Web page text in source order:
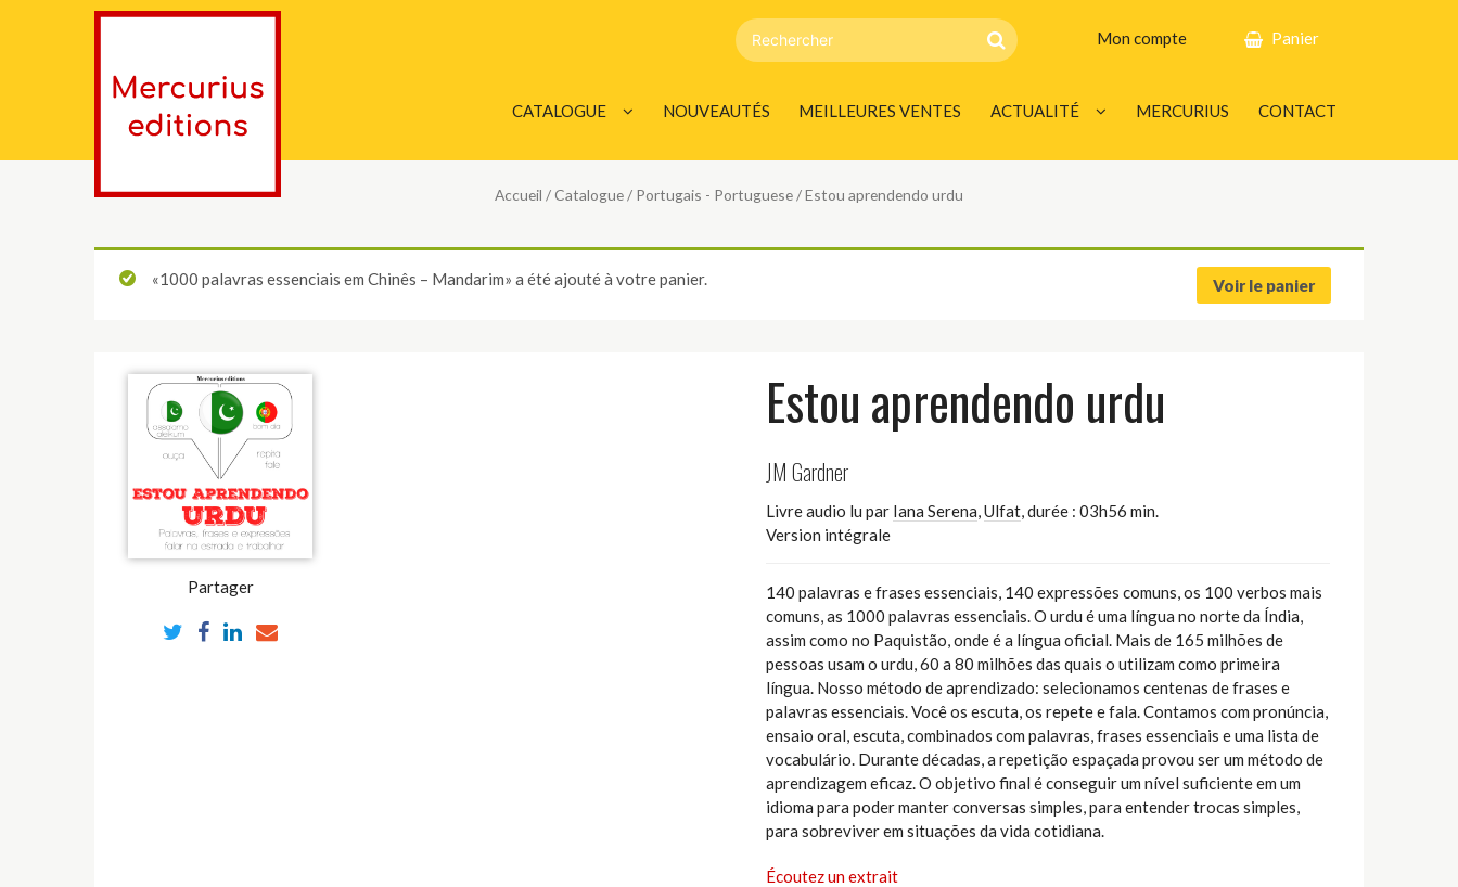
Mon compte Panier
CATALOGUE
ANGLAIS – ENGLISH
FRANÇAIS – FRENCH
NOUVEAUTÉS MEILLEURES VENTES ACTUALITÉ
INFOS
MERCURIUS CONTACT
Accueil /Catalogue/ Portugais - Portuguese/ Estou aprendendo urdu
Voir le panier
«1000 palavras essenciais em Chinês – Mandarim» a été ajouté à votre panier.
Partager
Estou aprendendo urdu
JM Gardner
Livre audio lu par Iana Serena,Ulfat,durée : 03h56 min.
Version intégrale
140 palavras e frases essenciais, 140 expressões comuns, os 100 verbos mais
comuns, as 1000 palavras essenciais. O urdu é uma língua no norte da Índia,
assim como no Paquistão, onde é a língua oficial. Mais de 165 milhões de
pessoas usam o urdu, 60 a 80 milhões das quais o utilizam como primeira
língua. Nosso método de aprendizado: selecionamos centenas de frases e
palavras essenciais. Você os escuta, os repete e fala. Contamos com pronúncia,
ensaio oral, escuta, combinados com palavras, frases essenciais e uma lista de
vocabulário. Durante décadas, a repetição espaçada provou ser um método de
aprendizagem eficaz. O objetivo final é conseguir um nível suficiente em um
idioma para poder manter conversas simples, para entender trocas simples,
para sobreviver em situações da vida cotidiana.
Écoutez un extrait